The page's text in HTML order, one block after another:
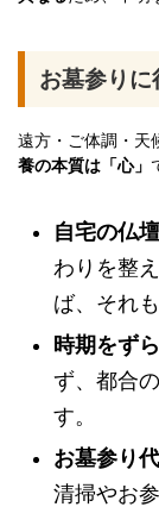
お墓参りに
遠方・ご体調・天
養の本質は「心」
自宅の仏
わりを整
ば、それ
時期をず
ず、都合
す。
お墓参り
清掃やお